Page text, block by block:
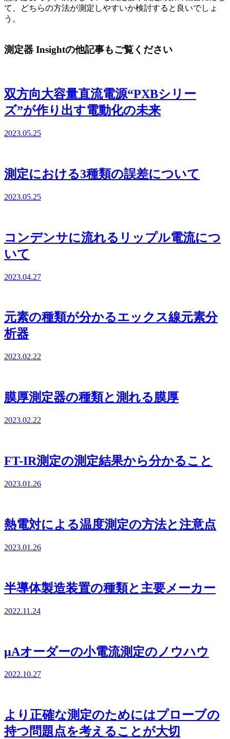
て、どちらの方法が測定しやすいか検討すると良いでしょ
う。
測定器 Insightの他記事もご覧ください
双方向大容量直流電源“PXBシリー
ズ”が作り出す電動化の未来
2023.05.25
測定における3種類の誤差について
2023.05.25
コンデンサに流れるリップル電流につ
いて
2023.04.27
元素の種類が分かるエックス線元素分
析器
2023.02.22
膜厚測定器の種類と測れる膜厚
2023.02.22
FT-IR測定の測定結果から分かること
2023.01.26
熱電対による温度測定の方法と注意点
2023.01.26
半導体製造装置の種類と主要メーカー
2022.11.24
μAオーダーの小電流測定のノウハウ
2022.10.27
より正確な測定のためにはプローブの
持つ問題点を考えることが大切